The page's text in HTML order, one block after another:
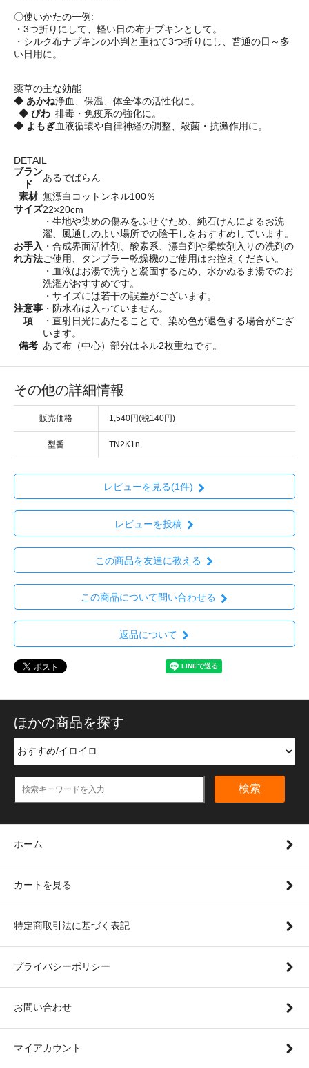
〇使いかたの一例:
・3つ折りにして、軽い日の布ナプキンとして。
・シルク布ナプキンの小判と重ねて3つ折りにし、普通の日～多
い日用に。
薬草の主な効能
◆ あかね浄血、保温、体全体の活性化に。
◆ びわ 排毒・免疫系の強化に。
◆ よもぎ血液循環や自律神経の調整、殺菌・抗黴作用に。
DETAIL
ブラン
ド
あるでばらん
素材 無漂白コットンネル100％
サイズ22×20cm
お手入
れ方法
・生地や染めの傷みをふせぐため、純石けんによるお洗
濯、風通しのよい場所での陰干しをおすすめしています。
・合成界面活性剤、酸素系、漂白剤や柔軟剤入りの洗剤の
ご使用、タンブラー乾燥機のご使用はお控えください。
・血液はお湯で洗うと凝固するため、水かぬるま湯でのお
洗濯がおすすめです。
注意事
項
・サイズには若干の誤差がございます。
・防水布は入っていません。
・直射日光にあたることで、染め色が退色する場合がござ
います。
備考 あて布（中心）部分はネル2枚重ねです。
その他の詳細情報
販売価格 1,540円(税140円)
型番 TN2K1n
レビューを見る(1件)
レビューを投稿
この商品を友達に教える
この商品について問い合わせる
返品について
ほかの商品を探す
検索
ホーム
カートを見る
特定商取引法に基づく表記
プライバシーポリシー
お問い合わせ
マイアカウント